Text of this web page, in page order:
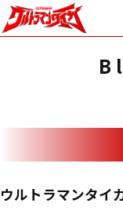
ウルトラマンタ